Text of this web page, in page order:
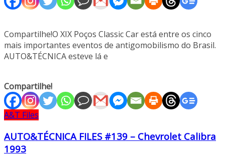
Compartilhe!O XIX Poços Classic Car está entre os cinco
mais importantes eventos de antigomobilismo do Brasil.
AUTO&TÉCNICA esteve lá e
Compartilhe!
A&T Files
AUTO&TÉCNICA FILES #139 – Chevrolet Calibra
1993